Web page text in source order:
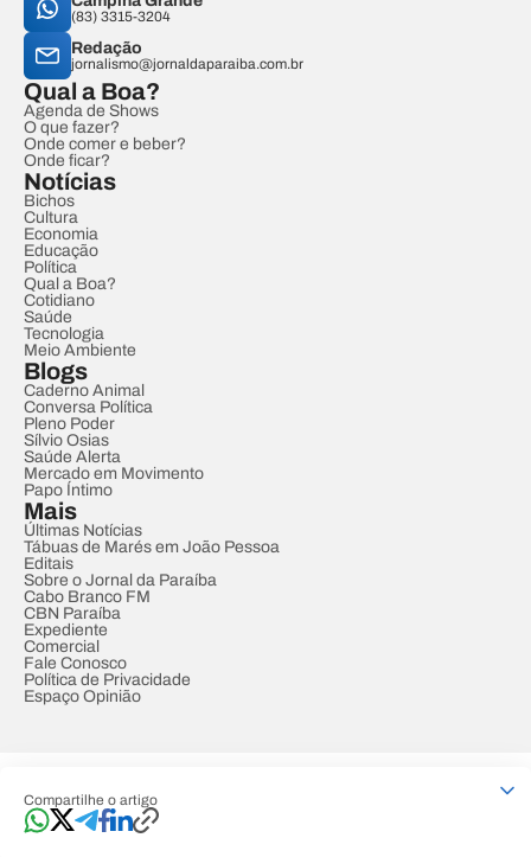
Compartilhe o artigo
(83) 3315-3204
Redação
jornalismo@jornaldaparaiba.com.br
Qual a Boa?
Agenda de Shows
O que fazer?
Onde comer e beber?
Onde ficar?
Notícias
Bichos
Cultura
Economia
Educação
Política
Qual a Boa?
Cotidiano
Saúde
Tecnologia
Meio Ambiente
Blogs
Caderno Animal
Conversa Política
Pleno Poder
Sílvio Osias
Saúde Alerta
Mercado em Movimento
Papo Íntimo
Mais
Últimas Notícias
Tábuas de Marés em João Pessoa
Editais
Sobre o Jornal da Paraíba
Cabo Branco FM
CBN Paraíba
Expediente
Comercial
Fale Conosco
Política de Privacidade
Espaço Opinião
Developed by Designed by